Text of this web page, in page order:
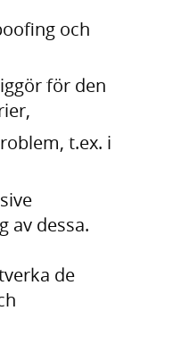
och
för den
t.ex. i
av dessa.
de